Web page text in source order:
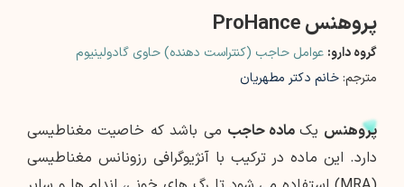
پروهنس ProHance
گروه دارو: عوامل حاجب (کنتراست دهنده) حاوی گادولینیوم
مترجم: خانم دکتر مطهریان
پروهنس یک ماده حاجب می باشد که خاصیت مغناطیسی
دارد. این ماده در ترکیب با آنژیوگرافی رزونانس مغناطیسی